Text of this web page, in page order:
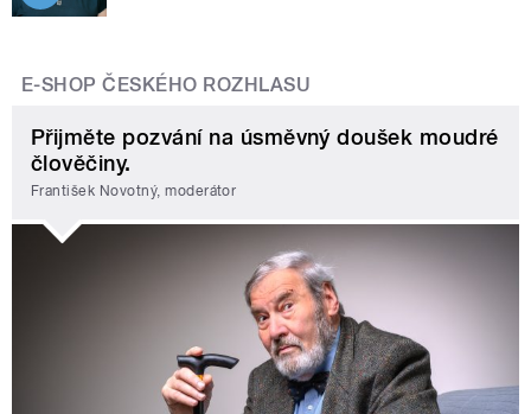
E-SHOP ČESKÉHO ROZHLASU
Přijměte pozvání na úsměvný doušek moudré
člověčiny.
František Novotný, moderátor